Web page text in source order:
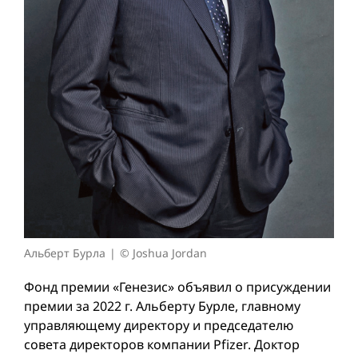
Альберт Бурла © Joshua Jordan
Фонд премии «Генезис» объявил о присуждении
премии за 2022 г. Альберту Бурле, главному
управляющему директору и председателю
совета директоров компании Pfizer. Доктор